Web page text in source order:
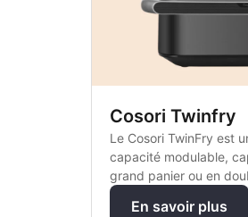
Cosori Twinfry
Le Cosori TwinFry est
capacité modulable,
grand panier ou en
tous les repas.
En savoir plus